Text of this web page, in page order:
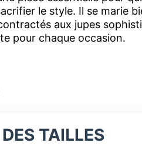
le style. Il se marie
aux jupes
pour chaque occasion.
TAILLES